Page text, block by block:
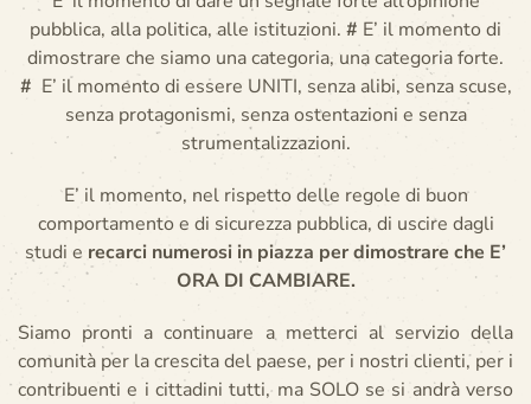
pubblica, alla politica, alle istituzioni. # E’ il momento di
dimostrare che siamo una categoria, una categoria forte.
# E’ il momento di essere UNITI, senza alibi, senza scuse,
senza protagonismi, senza ostentazioni e senza
strumentalizzazioni.
E’ il momento, nel rispetto delle regole di buon
comportamento e di sicurezza pubblica, di uscire dagli
studi e recarci numerosi in piazza perdimostrare che E’
ORA DI CAMBIARE.
Siamo pronti a continuare a metterci al servizio della
comunità per la crescita del paese, per i nostri clienti, per i
contribuenti e i cittadini tutti, ma SOLO se si andrà verso